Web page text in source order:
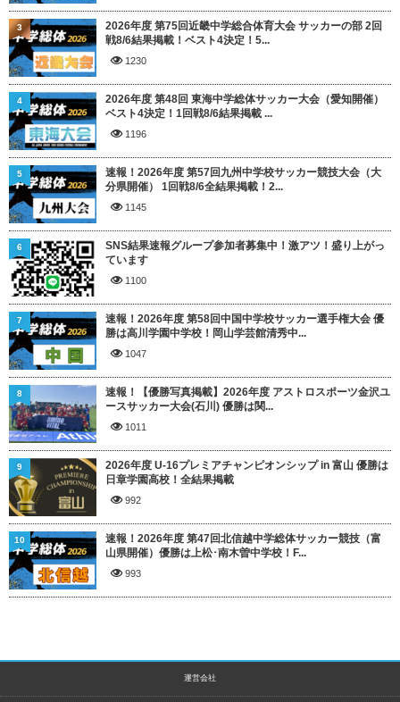
2026年度 第75回近畿中学総合体育大会 サッカーの部 2回
戦8/6結果掲載！ベスト4決定！5...
1230
3
2026年度 第48回 東海中学総体サッカー大会（愛知開催）
ベスト4決定！1回戦8/6結果掲載 ...
1196
4
速報！2026年度 第57回九州中学校サッカー競技大会（大
分県開催） 1回戦8/6全結果掲載！2...
1145
5
SNS結果速報グループ参加者募集中！激アツ！盛り上がっ
ています
1100
6
速報！2026年度 第58回中国中学校サッカー選手権大会 優
勝は高川学園中学校！岡山学芸館清秀中...
1047
7
速報！【優勝写真掲載】2026年度 アストロスポーツ金沢ユ
ースサッカー大会(石川) 優勝は関...
1011
8
2026年度 U-16プレミアチャンピオンシップ in 富山 優勝は
日章学園高校！全結果掲載
992
9
速報！2026年度 第47回北信越中学総体サッカー競技（富
山県開催）優勝は上松･南木曽中学校！F...
993
10
運営会社